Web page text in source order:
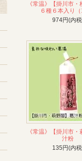
《常温》【掛川市
６種６本入り
974円(内
《常温》【掛川市
汁粉
135円(内